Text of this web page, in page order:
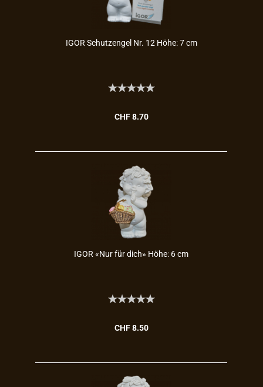
IGOR Schutz­en­gel Nr. 12 Höhe: 7 cm
CHF 8.70
IGOR «Nur für dich» Höhe: 6 cm
CHF 8.50